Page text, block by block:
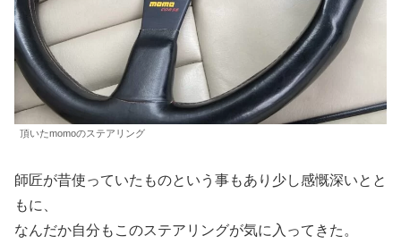
頂いたmomoのステアリング
師匠が昔使っていたものという事もあり少し感慨深いとと
もに、
なんだか自分もこのステアリングが気に入ってきた。